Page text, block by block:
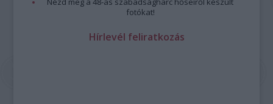
fotókat!
Hírlevél feliratkozás